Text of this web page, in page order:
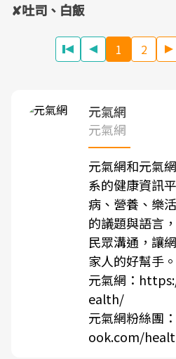
✘吐司、白飯
1 2
元氣網
元氣網
元氣網和元氣
系的健康資訊
病、營養、樂
的議題與語言
民眾溝通，讓
家人的好幫手。
元氣網：
ealth/
元氣網粉絲團：
ook.com/